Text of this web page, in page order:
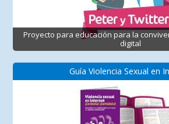
Proyecto para educación para la
digital
Guía Violencia Sexual en